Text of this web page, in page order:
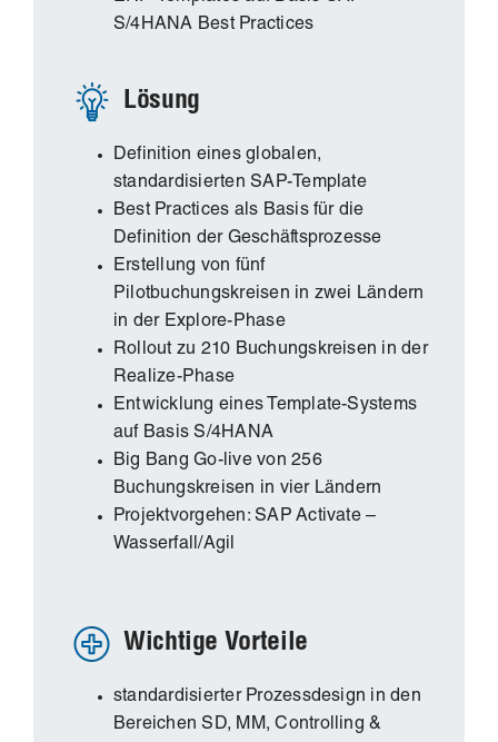
S/4HANA Best Practices
Lösung
Definition eines globalen,
standardisierten SAP-Template
Best Practices als Basis für die
Definition der Geschäftsprozesse
Erstellung von fünf
Pilotbuchungskreisen in zwei Ländern
in der Explore-Phase
Rollout zu 210 Buchungskreisen in der
Realize-Phase
Entwicklung eines Template-Systems
auf Basis S/4HANA
Big Bang Go-live von 256
Buchungskreisen in vier Ländern
Projektvorgehen: SAP Activate –
Wasserfall/Agil
Wichtige Vorteile
standardisierter Prozessdesign in den
Bereichen SD, MM, Controlling &